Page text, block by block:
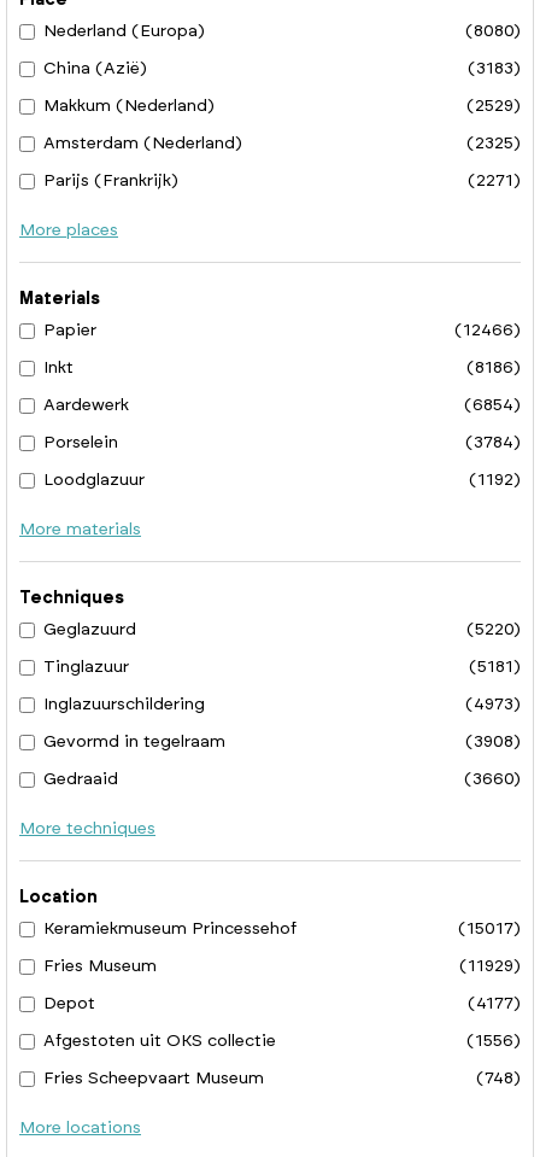
Nederland (Europa)
(8080)
China (Azië) (3183)
Makkum (Nederland) (2529)
Amsterdam (Nederland) (2325)
Parijs (Frankrijk) (2271)
More places
Materials
Papier
(12466)
Inkt (8186)
Aardewerk (6854)
Porselein (3784)
Loodglazuur (1192)
More materials
Techniques
Geglazuurd
(5220)
Tinglazuur (5181)
Inglazuurschildering (4973)
Gevormd in tegelraam (3908)
Gedraaid (3660)
More techniques
Location
Keramiekmuseum Princessehof
(15017)
Fries Museum (11929)
Depot (4177)
Afgestoten uit OKS collectie (1556)
Fries Scheepvaart Museum (748)
More locations